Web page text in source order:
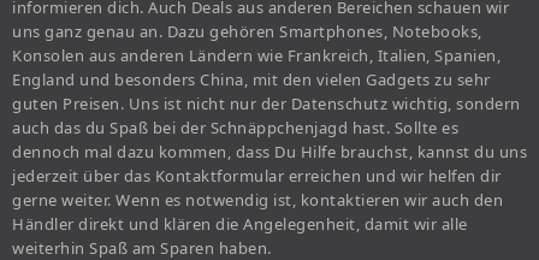
informieren dich. Auch Deals aus anderen Bereichen schauen wir
uns ganz genau an. Dazu gehören Smartphones, Notebooks,
Konsolen aus anderen Ländern wie Frankreich, Italien, Spanien,
England und besonders China, mit den vielen Gadgets zu sehr
guten Preisen. Uns ist nicht nur der Datenschutz wichtig, sondern
auch das du Spaß bei der Schnäppchenjagd hast. Sollte es
dennoch mal dazu kommen, dass Du Hilfe brauchst, kannst du uns
jederzeit über das Kontaktformular erreichen und wir helfen dir
gerne weiter. Wenn es notwendig ist, kontaktieren wir auch den
Händler direkt und klären die Angelegenheit, damit wir alle
weiterhin Spaß am Sparen haben.